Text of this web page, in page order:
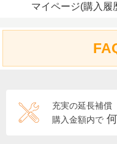
マイページ(購入履
充実の延長補償
購入金額内で